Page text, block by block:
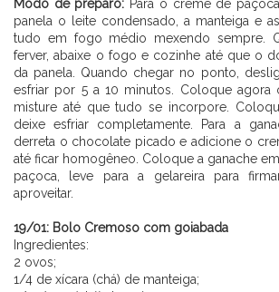
Modo de preparo: Para o creme de
panela o leite condensado, a manteiga e
tudo em fogo médio mexendo sempre.
ferver, abaixe o fogo e cozinhe até que o
da panela. Quando chegar no ponto,
esfriar por 5 a 10 minutos. Coloque
misture até que tudo se incorpore.
deixe esfriar completamente. Para a
derreta o chocolate picado e adicione o
até ficar homogêneo. Coloque a ganache
paçoca, leve para a gelareira para
aproveitar.
19/01: Bolo Cremoso com goiabada
Ingredientes:
2 ovos;
1/4 de xícara (chá) de manteiga;